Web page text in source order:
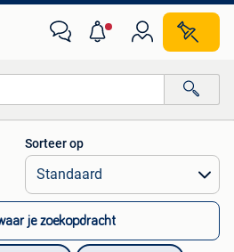
afstanden…
Sorteer op
je zoekopdracht